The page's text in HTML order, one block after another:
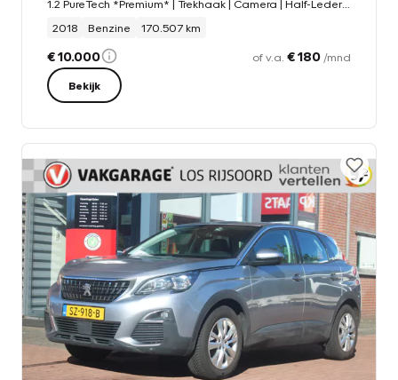
2018
Benzine 170.507 km
€ 10.000 of v.a. € 180 /mnd
Bekijk